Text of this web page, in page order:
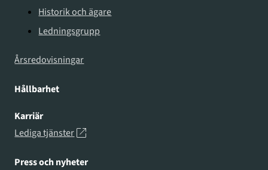
Historik och ägare
Ledningsgrupp
Årsredovisningar
Hållbarhet
Karriär
Lediga tjänster
Press och nyheter